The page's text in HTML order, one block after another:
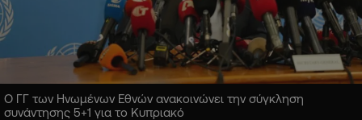
Ο ΓΓ των Ηνωμένων Εθνών ανακοινώνει την σύγκληση
συνάντησης 5+1 για το Κυπριακό